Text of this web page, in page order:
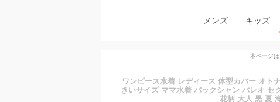
メンズ キッズ
本ページ
ワンピース水着 レディース 体型カバー オト
きいサイズ ママ水着 バックシャン パレオ
花柄 大人 黒 夏